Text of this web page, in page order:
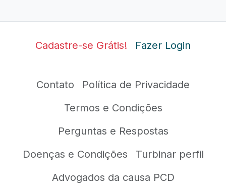
Cadastre-se Grátis! Fazer Login
Contato
Política de Privacidade
Termos e Condições
Perguntas e Respostas
Doenças e Condições
Turbinar perfil
Advogados da causa PCD